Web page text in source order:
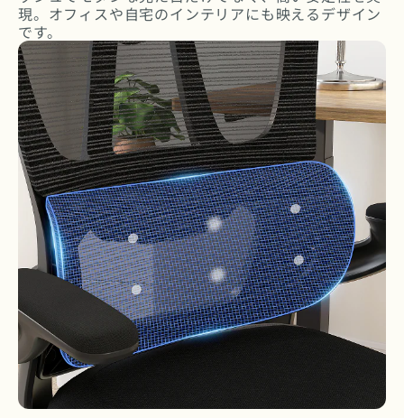
現。オフィスや自宅のインテリアにも映えるデザイン
です。